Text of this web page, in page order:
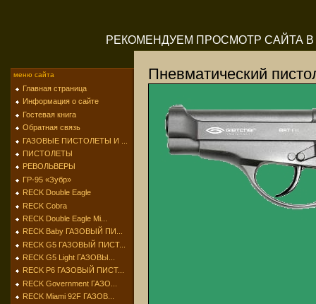
РЕКОМЕНДУЕМ ПРОСМОТР САЙТА В
меню сайта
Главная страница
Информация о сайте
Гостевая книга
Обратная связь
ГАЗОВЫЕ ПИСТОЛЕТЫ И ...
ПИСТОЛЕТЫ
РЕВОЛЬВЕРЫ
ГР-95 «Зубр»
RECK Double Eagle
RECK Cobra
RECK Double Eagle Mi...
RECK Baby ГАЗОВЫЙ ПИ...
RECK G5 ГАЗОВЫЙ ПИСТ...
RECK G5 Light ГАЗОВЫ...
RECK P6 ГАЗОВЫЙ ПИСТ...
RECK Government ГАЗО...
RECK Miami 92F ГАЗОВ...
Пневматический